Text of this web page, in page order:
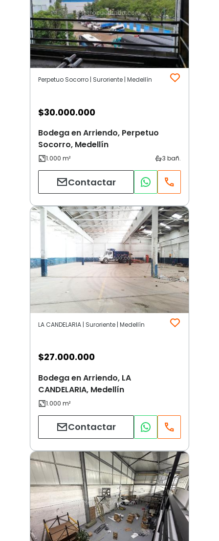
Perpetuo Socorro | Suroriente | Medellín
$30.000.000
Bodega en Arriendo, Perpetuo
Socorro, Medellín
Contactar
LA CANDELARIA | Suroriente | Medellín
$27.000.000
Bodega en Arriendo, LA
CANDELARIA, Medellín
Contactar